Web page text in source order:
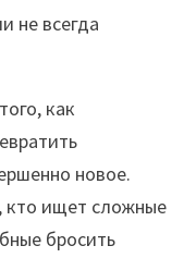
не всегда
как
новое.
кто ищет сложные
бросить